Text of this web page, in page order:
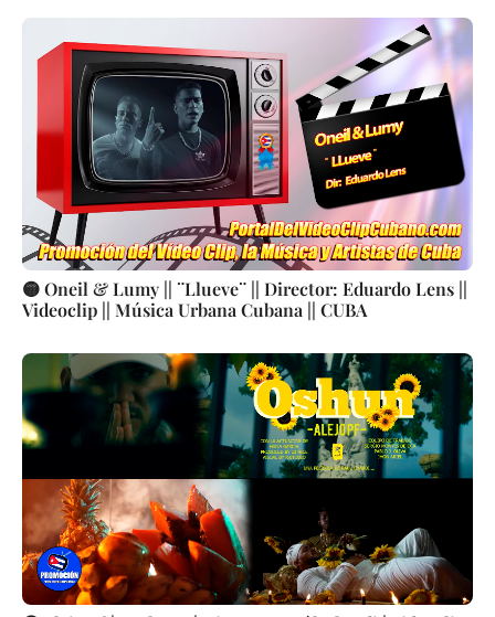
🟡 Oneil & Lumy || ¨Llueve¨ || Director: Eduardo Lens ||
Videoclip || Música Urbana Cubana || CUBA